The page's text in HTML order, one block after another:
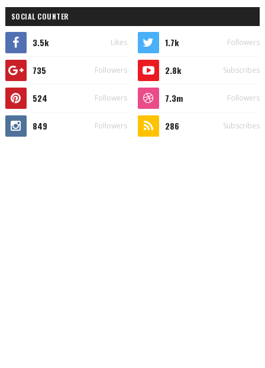
SOCIAL COUNTER
3.5k Likes 1.7k Followers
735 Followers 2.8k Subscribes
524 Followers 7.3m Followers
849 Followers 286 Subscribes